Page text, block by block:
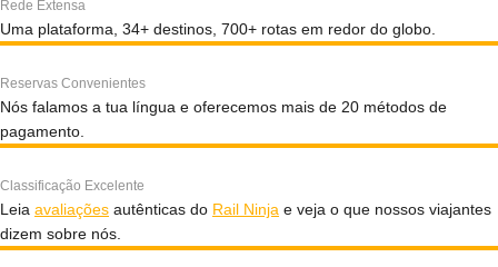
Rede Extensa
Uma plataforma, 34+ destinos, 700+ rotas em redor do globo.
Reservas Convenientes
Nós falamos a tua língua e oferecemos mais de 20 métodos de
pagamento.
Classificação Excelente
Leia avaliações autênticas do Rail Ninja e veja o que nossos viajantes
dizem sobre nós.